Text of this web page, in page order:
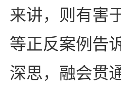
来讲，则有害
等正反案例告
深思，融会贯